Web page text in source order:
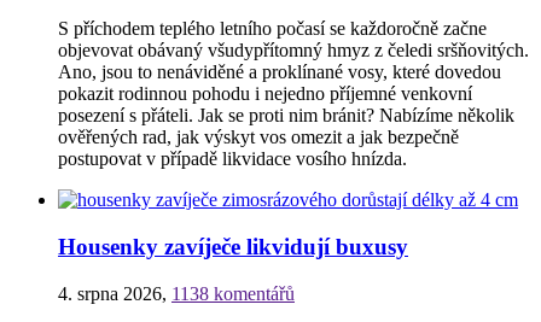
S příchodem teplého letního počasí se každoročně začne
objevovat obávaný všudypřítomný hmyz z čeledi sršňovitých.
Ano, jsou to nenáviděné a proklínané vosy, které dovedou
pokazit rodinnou pohodu i nejedno příjemné venkovní
posezení s přáteli. Jak se proti nim bránit? Nabízíme několik
ověřených rad, jak výskyt vos omezit a jak bezpečně
postupovat v případě likvidace vosího hnízda.
Housenky zavíječe likvidují buxusy
4. srpna 2026, 1138 komentářů